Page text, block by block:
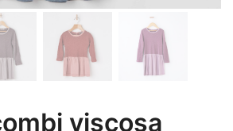
viscosa